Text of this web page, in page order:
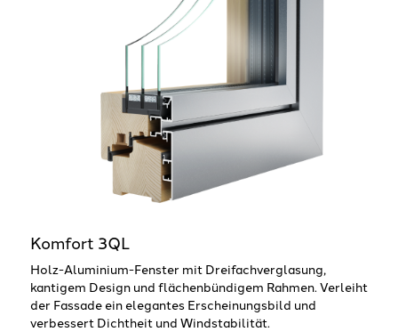
Komfort 3QL
Holz-Aluminium-Fenster mit Dreifachverglasung,
kantigem Design und flächenbündigem Rahmen. Verleiht
der Fassade ein elegantes Erscheinungsbild und
verbessert Dichtheit und Windstabilität.